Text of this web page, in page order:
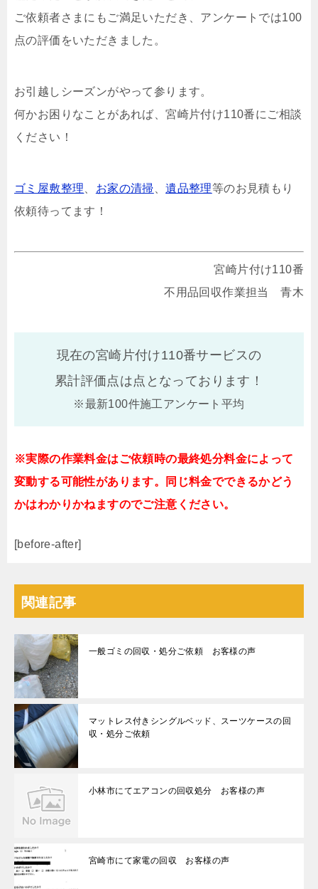
ご依頼者さまにもご満足いただき、アンケートでは100
点の評価をいただきました。
お引越しシーズンがやって参ります。
何かお困りなことがあれば、宮崎片付け110番にご相談
ください！
ゴミ屋敷整理 お家の清掃 、遺品整理等のお見積もり
依頼待ってます！
宮崎片付け110番
不用品回収作業担当 青木
現在の宮崎片付け110番サービスの
累計評価点は点となっております！
※最新100件施工アンケート平均
※実際の作業料金はご依頼時の最終処分料金によって
変動する可能性があります。同じ料金でできるかどう
かはわかりかねますのでご注意ください。
[before-after]
関連記事
一般ゴミの回収・処分ご依頼 お客様の声
マットレス付きシングルベッド、スーツケースの回
収・処分ご依頼
小林市にてエアコンの回収処分 お客様の声
宮崎市にて家電の回収 お客様の声